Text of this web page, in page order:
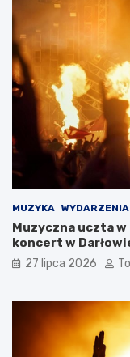
MUZYKA WYDARZENIA
Muzyczna uczta w
koncert w
27 lipca 2026